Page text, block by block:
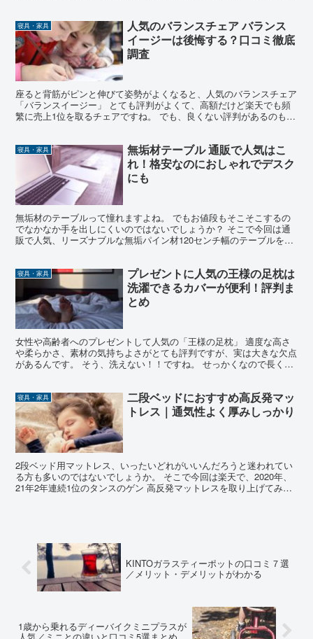
寝具・家具
人気のバランスチェア バランス
イージーは後悔する？口コミ徹底
調査
座ると背筋がピンと伸びて姿勢がよくなると、人気のバランスチェア
「バランスイージー」 とても評判がよくて、高額だけど楽天でも頻
繁に売上1位を取るチェアですね。 でも、良くない評判があるのも事
寝具・家具
無垢材テーブル 通販で人気はこ
れ！格安なのにおしゃれでデスク
にも
無垢材のテーブルって憧れますよね。 でもお値段もそこそこするの
でなかなか手を出しにくいのではないでしょうか？ そこで今回は通
販で人気、リーズナブルな無垢パイン材120センチ幅のテーブルをご
寝具・家具
プレゼントに人気の王様の足枕は
洗濯できるカバーが便利！評判ま
とめ
女性や高齢者へのプレゼントして人気の「王様の足枕」 適度な高さ
や柔らかさ、素材の気持ちよさがとても評判ですが、実は大きな欠点
があるんです。 そう、洗えない！！ですね。 せっかくなので長く使
寝具・家具
二段ベッドにおすすめ高反発マッ
トレス｜通気性よく厚みしっかり
2段ベッド用マットレス、いったいどれがいいんだろうと迷われてい
る方も多いのではないでしょうか。 そこで今回は楽天で、2020年、
21年2年連続1位のタンスのゲン 高反発マットレスを取り上げてみた
KINTOガラスティーポットの口コミ７選
／メリット・デメリットがわかる
1歳から乗れるディーバイクミニプラスが
人気／ミニとの違いと口コミ5選まとめ